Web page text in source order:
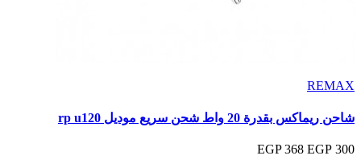
REMAX
شاحن ريماكس بقدرة 20 واط شحن سريع موديل rp u120
300 EGP
368 EGP